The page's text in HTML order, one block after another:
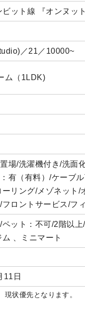
ビット線 『オンヌッ
／21／
ム（1LDK)
場/洗濯機付き/洗面
有（有料）/ケーブ
ーリング/メゾネット
フロントサービス/フ
ペット：不可/2階以
、ミニマート
11日
状優先となります。